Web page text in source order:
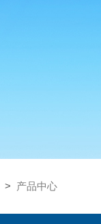
> 产品中心